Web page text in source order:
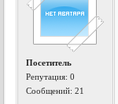
Посетитель
Репутация:0
Сообщений: 21